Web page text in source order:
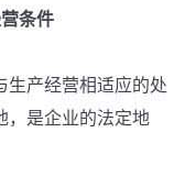
条件
产经营相适应的处
，是企业的法定地